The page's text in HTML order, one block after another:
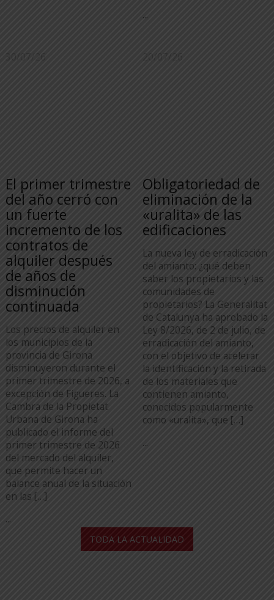
...
30/07/26
El primer trimestre
del año cerró con
un fuerte
incremento de los
contratos de
alquiler después
de años de
disminución
continuada
Los precios de alquiler en
los municipios de la
provincia de Girona
disminuyeron durante el
primer trimestre de 2026, a
excepción de Figueres. La
Cambra de la Propietat
Urbana de Girona ha
publicado el informe del
primer trimestre de 2026
del mercado del alquiler,
que permite hacer un
balance anual de la situación
en las […]
...
20/07/26
Obligatoriedad de
eliminación de la
«uralita» de las
edificaciones
La nueva ley de erradicación
del amianto: ¿qué deben
saber los propietarios y las
comunidades de
propietarios? La Generalitat
de Catalunya ha aprobado la
Ley 8/2026, de 2 de julio, de
erradicación del amianto,
con el objetivo de acelerar
la identificación y la retirada
de los materiales que
contienen amianto,
conocidos popularmente
como «uralita», que […]
...
TODA LA ACTUALIDAD